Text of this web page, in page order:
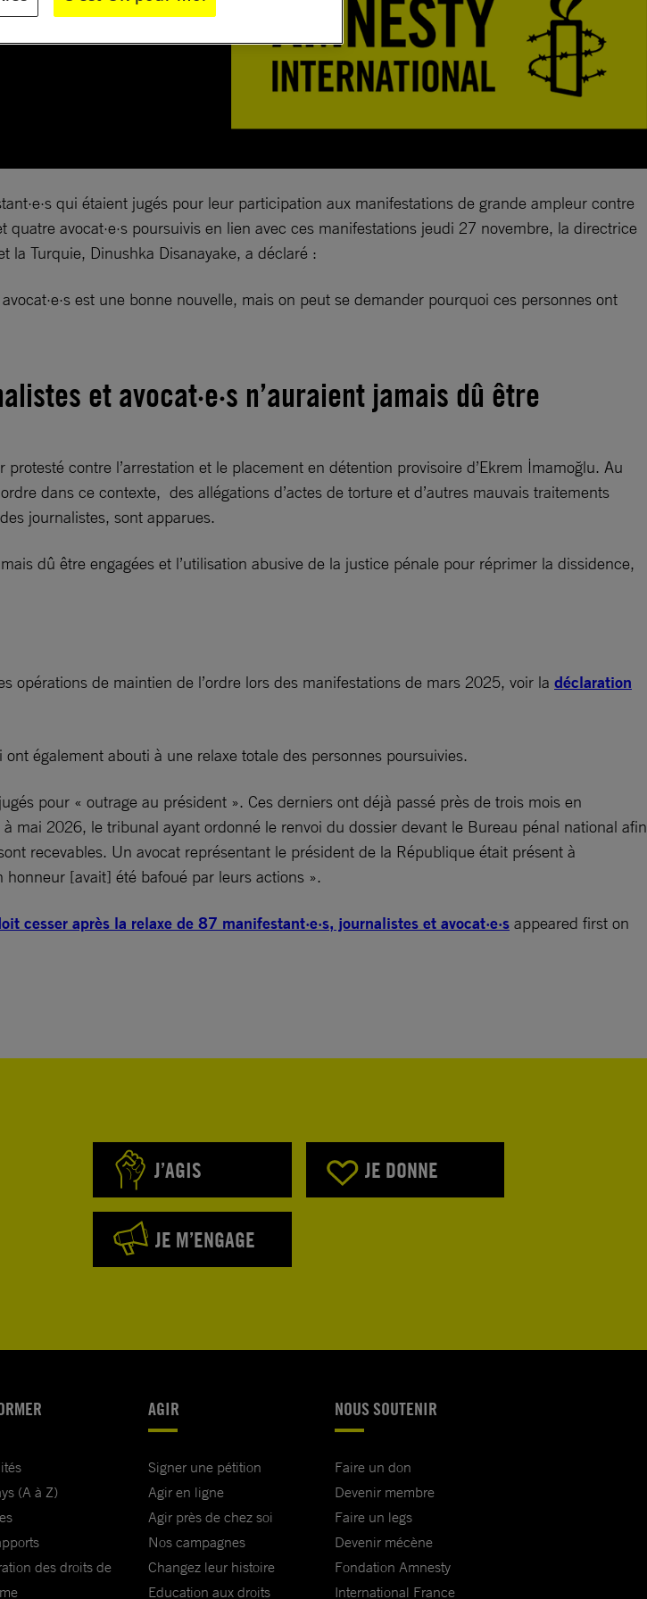
qui étaient jugés pour leur participation aux manifestations de grande ampleur contre
avocat·e·s poursuivis en lien avec ces manifestations jeudi 27 novembre, la directrice
la Turquie, Dinushka Disanayake, a déclaré :
est une bonne nouvelle, mais on peut se demander pourquoi ces personnes ont
et avocat·e·s n’auraient jamais dû être
contre l’arrestation et le placement en détention provisoire d’Ekrem İmamoğlu. Au
dans ce contexte, des allégations d’actes de torture et d’autres mauvais traitements
journalistes, sont apparues.
dû être engagées et l’utilisation abusive de la justice pénale pour réprimer la dissidence,
opérations de maintien de l’ordre lors des manifestations de mars 2025, voir la déclaration
également abouti à une relaxe totale des personnes poursuivies.
pour « outrage au président ». Ces derniers ont déjà passé près de trois mois en
mai 2026, le tribunal ayant ordonné le renvoi du dossier devant le Bureau pénal national afin
recevables. Un avocat représentant le président de la République était présent à
[avait] été bafoué par leurs actions ».
après la relaxe de 87 manifestant·e·s, journalistes et avocat·e·s appeared first on
J’AGIS JE DONNE
JE M’ENGAGE
(A à Z)
des droits de
AGIR
Signer une pétition
Agir en ligne
Agir près de chez soi
Nos campagnes
Changez leur histoire
Education aux droits
NOUS SOUTENIR
Faire un don
Devenir membre
Faire un legs
Devenir mécène
Fondation Amnesty
International France